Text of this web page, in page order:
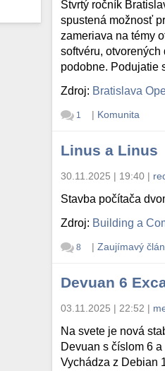
Štvrtý ročník
spustená možnosť
zameriava na témy
softvéru,
podobne. Podujatie
Zdroj: Bratislava
1 | Komunita
Linus a Linus
30.11.2025 | 19:40 |
Stavba počítača
Zdroj: Building a
8 | Zaujímavý
Devuan 6
03.11.2025 | 22:52 |
Na svete je nová
Devuan s číslom 6
Vychádza z Debian